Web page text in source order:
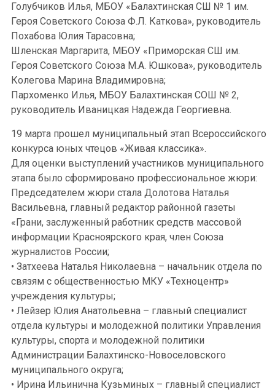
Голубчиков Илья, МБОУ «Балахтинская СШ № 1 им.
Героя Советского Союза Ф.Л. Каткова», руководитель
Похабова Юлия Тарасовна;
Шленская Маргарита, МБОУ «Приморская СШ им.
Героя Советского Союза М.А. Юшкова», руководитель
Колегова Марина Владимировна;
Пархоменко Илья, МБОУ Балахтинская СОШ № 2,
руководитель Иваницкая Надежда Георгиевна.
19 марта прошел муниципальный этап Всероссийского
конкурса юных чтецов «Живая классика».
Для оценки выступлений участников муниципального
этапа было сформировано профессиональное жюри:
Председателем жюри стала Долотова Наталья
Васильевна, главный редактор районной газеты
«Грани, заслуженный работник средств массовой
информации Красноярского края, член Союза
журналистов России;
• Затхеева Наталья Николаевна – начальник отдела по
связям с общественностью МКУ «Техноцентр»
учреждения культуры;
• Лейзер Юлия Анатольевна – главный специалист
отдела культуры и молодежной политики Управления
культуры, спорта и молодежной политики
Администрации Балахтинско-Новоселовского
муниципального округа;
• Ирина Ильинична Кузьминых – главный специалист